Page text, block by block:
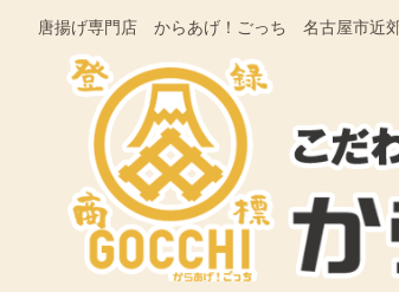
唐揚げ専門店 からあげ！ごっち 名古屋市近